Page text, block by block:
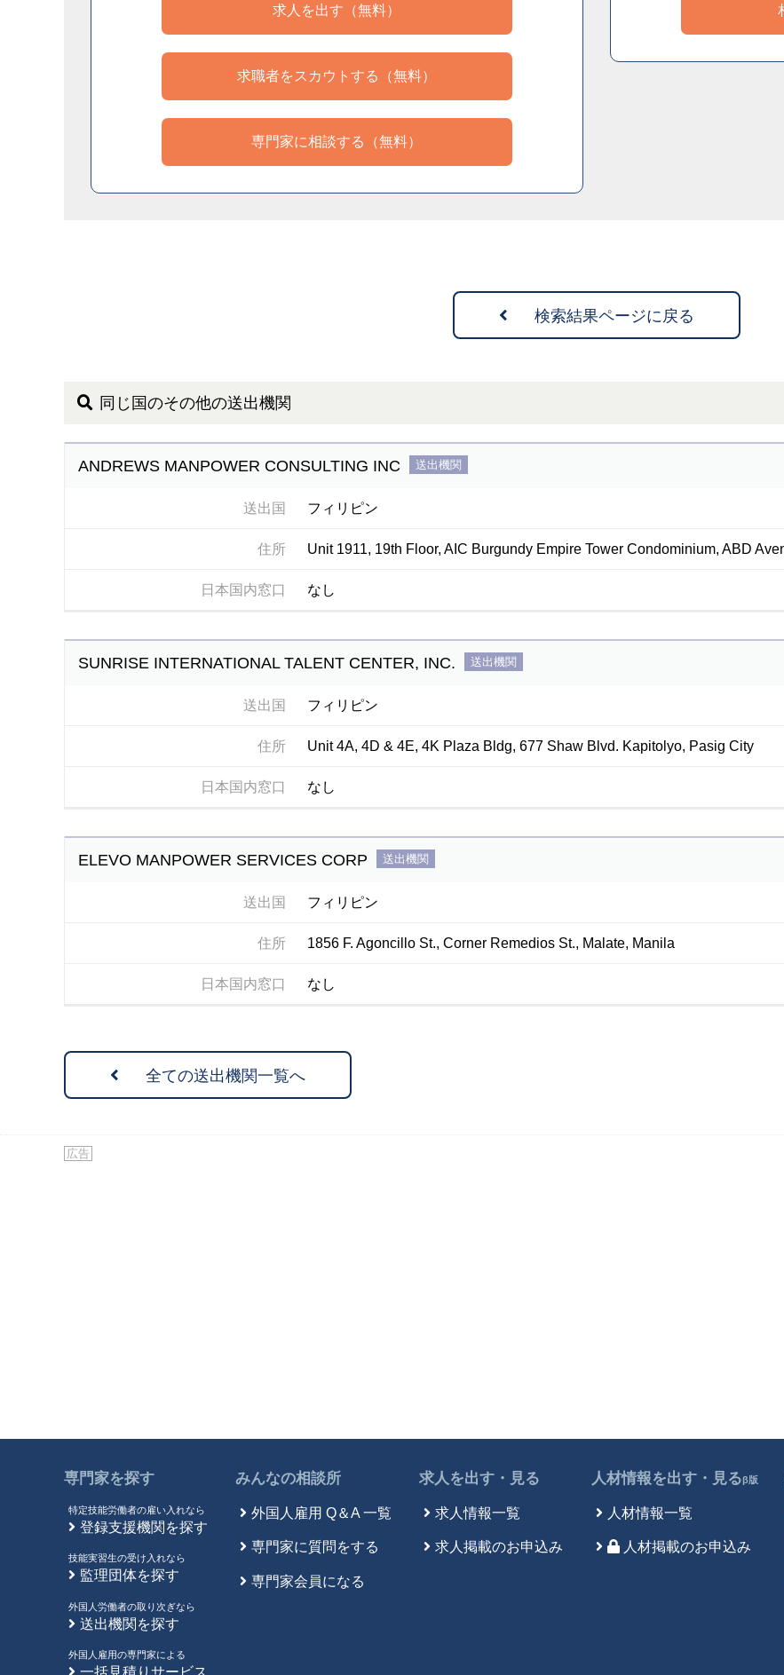
求人を出す（無料）
求職者をスカウトする（無料）
専門家に相談する（無料）
検索結果ページに戻る
同じ国のその他の送出機関
ANDREWS MANPOWER CONSULTING INC 送出機関
送出国 フィリピン
住所 Unit 1911, 19th Floor, AIC Burgundy Empire Tower Condominium, ABD
日本国内窓口 なし
SUNRISE INTERNATIONAL TALENT CENTER, INC. 送出機関
送出国 フィリピン
住所 Unit 4A, 4D & 4E, 4K Plaza Bldg, 677 Shaw Blvd. Kapitolyo, Pasig City
日本国内窓口 なし
ELEVO MANPOWER SERVICES CORP 送出機関
送出国 フィリピン
住所 1856 F. Agoncillo St., Corner Remedios St., Malate, Manila
日本国内窓口 なし
全ての送出機関一覧へ
広告
専門家を探す
特定技能労働者の雇い入れなら
登録支援機関を探す
技能実習生の受け入れなら
監理団体を探す
外国人労働者の取り次ぎなら
送出機関を探す
外国人雇用の専門家による
みんなの相談所
外国人雇用 Q＆A 一覧
専門家に質問をする
専門家会員になる
求人を出す・見る
求人情報一覧
求人掲載のお申込み
人材情報を出す・見るβ版
人材情報一覧
人材掲載のお申込み